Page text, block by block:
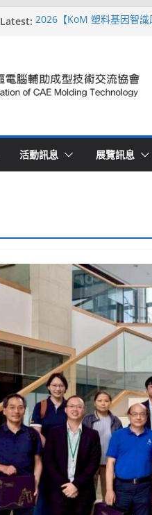
Latest: 2026【KoM 塑料基因智
場
ACMT打造「Smart
活動訊息 展覽訊息